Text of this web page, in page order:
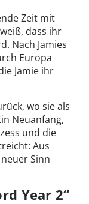
Zeit mit
dass ihr
Nach Jamies
Europa
Jamie ihr
wo sie als
Neuanfang,
und die
Aus
Sinn
Year 2“